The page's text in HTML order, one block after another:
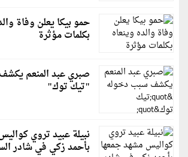
حمو بيكا يعلن وفاة
بكلمات مؤثرة
صبري عبد المنعم
"تيك توك"
نبيلة عبيد تروي
بأحمد زكي في شادر